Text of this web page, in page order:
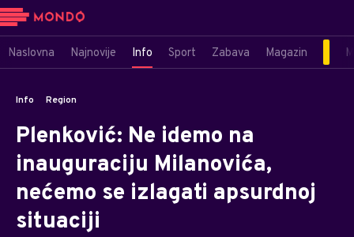
Naslovna Najnovije Info Sport Zabava Magazin
Info Region
Plenković: Ne idemo na
inauguraciju Milanovića,
nećemo se izlagati apsurdnoj
situaciji